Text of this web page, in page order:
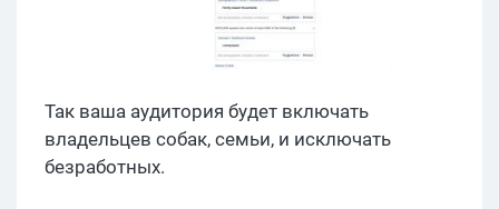
Так ваша аудитория будет включать
владельцев собак, семьи, и исключать
безработных.